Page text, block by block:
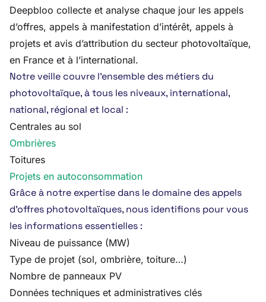
Deepbloo collecte et analyse chaque jour les appels
d’offres, appels à manifestation d’intérêt, appels à
projets et avis d’attribution du secteur photovoltaïque,
en France et à l’international.
Notre veille couvre l’ensemble des métiers du
photovoltaïque, à tous les niveaux, international,
national, régional et local :
Centrales au sol
Ombrières
Toitures
Projets en autoconsommation
Grâce à notre expertise dans le domaine des appels
d’offres photovoltaïques, nous identifions pour vous
les informations essentielles :
Niveau de puissance (MW)
Type de projet (sol, ombrière, toiture…)
Nombre de panneaux PV
Données techniques et administratives clés